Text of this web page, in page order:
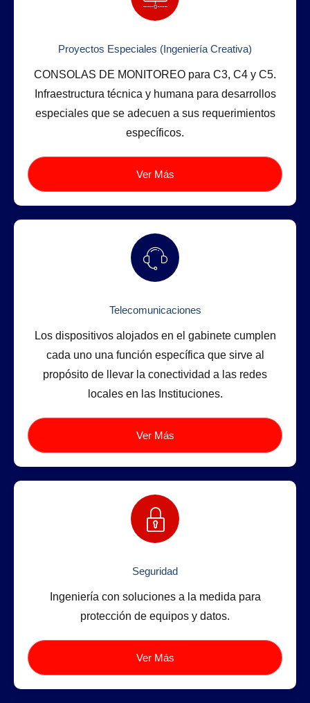
Proyectos Especiales (Ingeniería Creativa)
CONSOLAS DE MONITOREO para C3, C4 y C5.
Infraestructura técnica y humana para desarrollos
especiales que se adecuen a sus requerimientos
específicos.
Ver Más
Telecomunicaciones
Los dispositivos alojados en el gabinete cumplen
cada uno una función específica que sirve al
propósito de llevar la conectividad a las redes
locales en las Instituciones.
Ver Más
Seguridad
Ingeniería con soluciones a la medida para
protección de equipos y datos.
Ver Más